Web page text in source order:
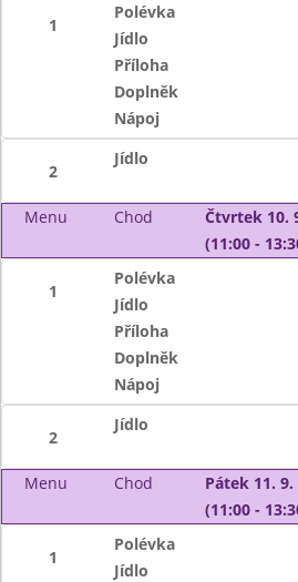
1
Polévka
Jídlo
Příloha
Doplněk
Nápoj
2
Jídlo
Menu Chod
Čtvrtek 10.
(11:00 -
1
Polévka
Jídlo
Příloha
Doplněk
Nápoj
2
Jídlo
Menu Chod
Pátek 11. 9.
(11:00 -
1
Polévka
Jídlo